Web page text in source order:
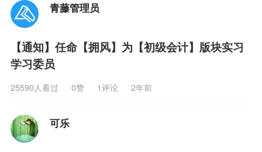
青藤管理员
【通知】任命【拥风】为【初级会计】版块实习
学习委员
25590人看过 0赞 1评论 2年前
可乐